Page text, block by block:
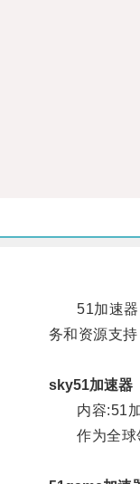
51加速器：
务和资源支
sky51加速器
内容:51加
作为全球领